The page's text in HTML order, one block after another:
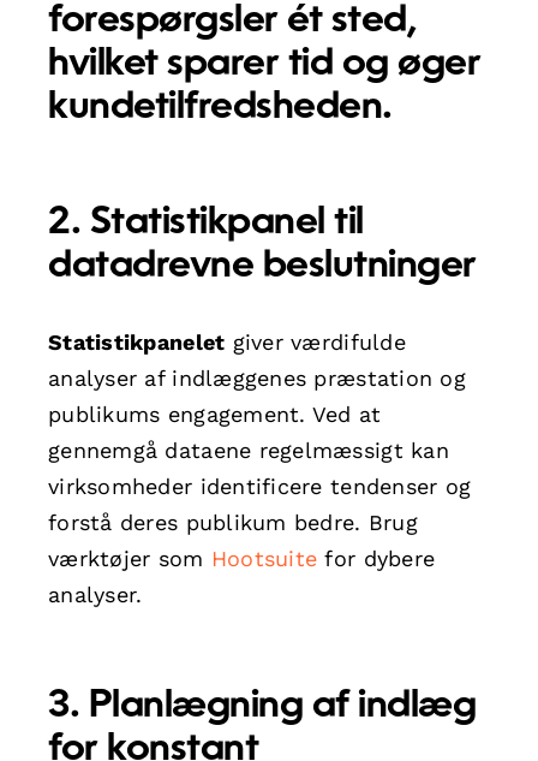
forespørgslerét sted,
hvilket sparer tid og øger
kundetilfredsheden.
2. Statistikpanel til
datadrevne beslutninger
Statistikpanelet giver værdifulde
analyser af indlæggenes præstation og
publikums engagement. Ved at
gennemgå dataene regelmæssigt kan
virksomheder identificere tendenser og
forstå deres publikum bedre. Brug
værktøjer som Hootsuite for dybere
analyser.
3. Planlægning af indlæg
for konstant